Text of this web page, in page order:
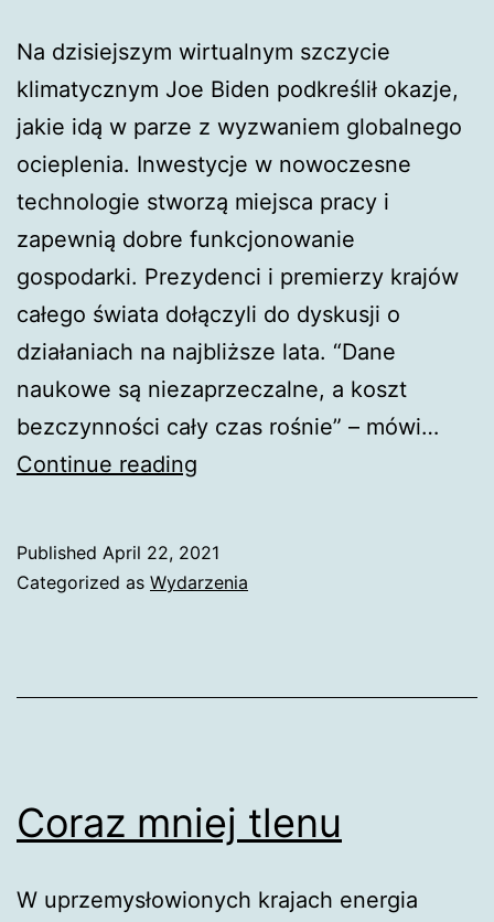
Na dzisiejszym wirtualnym szczycie
klimatycznym Joe Biden podkreślił okazje,
jakie idą w parze z wyzwaniem globalnego
ocieplenia. Inwestycje w nowoczesne
technologie stworzą miejsca pracy i
zapewnią dobre funkcjonowanie
gospodarki. Prezydenci i premierzy krajów
całego świata dołączyli do dyskusji o
działaniach na najbliższe lata. “Dane
naukowe są niezaprzeczalne, a koszt
bezczynności cały czas rośnie” – mówi…
Continue reading
na
Published April 22, 2021
Categorized as Wydarzenia
Coraz mniej tlenu
W uprzemysłowionych krajach energia